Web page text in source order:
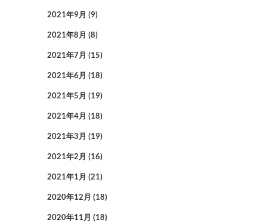
2021年9月 (9)
2021年8月 (8)
2021年7月 (15)
2021年6月 (18)
2021年5月 (19)
2021年4月 (18)
2021年3月 (19)
2021年2月 (16)
2021年1月 (21)
2020年12月 (18)
2020年11月 (18)